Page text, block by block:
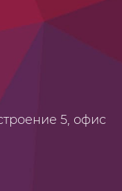
5, офис